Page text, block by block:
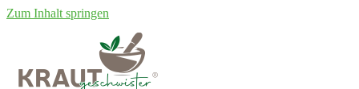
Zum Inhalt springen